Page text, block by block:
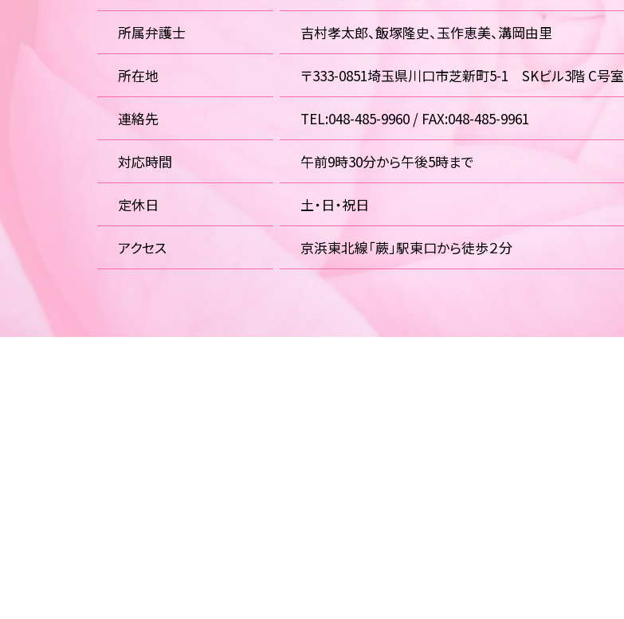
所属弁護士 吉村孝太郎、飯塚隆史、玉作恵美、溝岡由里
所在地 〒333-0851埼玉県川口市芝新町5-1 SKビル3階 C号室
連絡先 TEL:048-485-9960 / FAX:048-485-9961
対応時間 午前9時30分から午後5時まで
定休日 土・日・祝日
アクセス 京浜東北線「蕨」駅東口から徒歩２分